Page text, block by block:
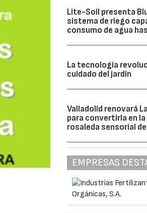
Lite-Soil presenta
sistema de riego
consumo de agua
La tecnología
cuidado del jardín
Valladolid renovará
para convertirla en
rosaleda sensorial
EMPRESAS